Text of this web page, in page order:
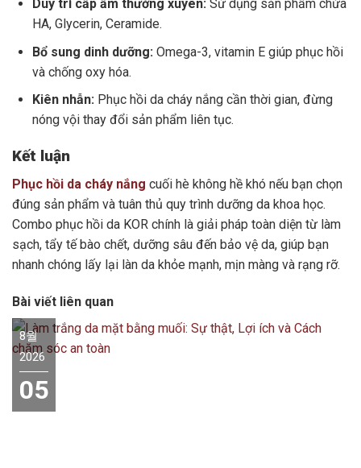
Duy trì cấp ẩm thường xuyên: Sử dụng sản phẩm chứa
HA, Glycerin, Ceramide.
Bổ sung dinh dưỡng: Omega-3, vitamin E giúp phục hồi
và chống oxy hóa.
Kiên nhẫn: Phục hồi da cháy nắng cần thời gian, đừng
nóng vội thay đổi sản phẩm liên tục.
Kết luận
Phục hồi da cháy nắng cuối hè không hề khó nếu bạn chọn
đúng sản phẩm và tuân thủ quy trình dưỡng da khoa học.
Combo phục hồi da KOR chính là giải pháp toàn diện từ làm
sạch, tẩy tế bào chết, dưỡng sâu đến bảo vệ da, giúp bạn
nhanh chóng lấy lại làn da khỏe mạnh, mịn màng và rạng rỡ.
Bài viết liên quan
8월
2026
05